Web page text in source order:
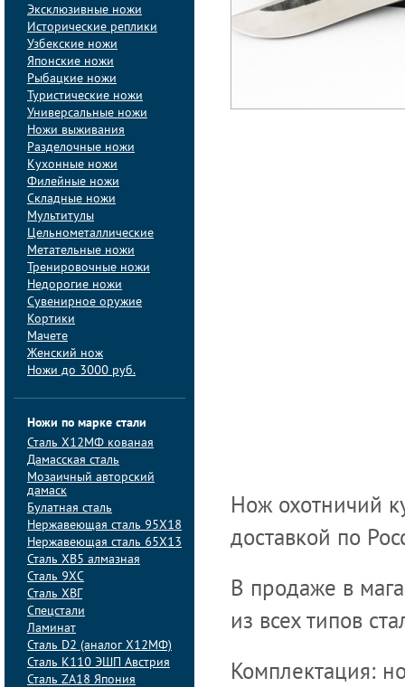
Эксклюзивные ножи
Исторические реплики
Узбекские ножи
Японские ножи
Рыбацкие ножи
Туристические ножи
Универсальные ножи
Ножи выживания
Разделочные ножи
Кухонные ножи
Филейные ножи
Складные ножи
Мультитулы
Цельнометаллические
Метательные ножи
Тренировочные ножи
Недорогие ножи
Сувенирное оружие
Кортики
Мачете
Женский нож
Ножи до 3000 руб.
Ножи по марке стали
Сталь Х12МФ кованая
Дамасская сталь
Мозаичный авторский
дамаск
Булатная сталь
Нержавеющая сталь 95Х18
Нержавеющая сталь 65Х13
Сталь ХВ5 алмазная
Сталь 9ХС
Сталь ХВГ
Спецстали
Ламинат
Сталь D2 (аналог Х12МФ)
Сталь K110 ЭШП Австрия
Сталь ZA18 Япония
Нож охотничий
доставкой по
В продаже в
из всех типов
Комплектация: